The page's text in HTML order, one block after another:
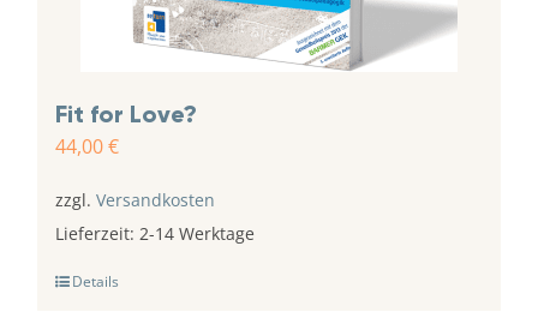
Fit for Love?
44,00€
zzgl. Versandkosten
Lieferzeit: 2-14 Werktage
Details